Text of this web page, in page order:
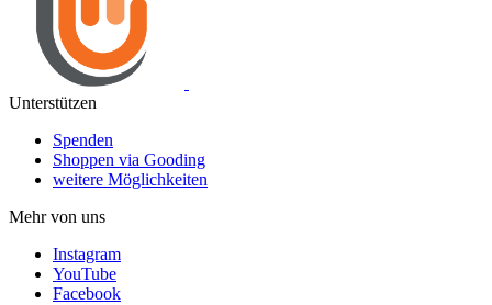
Unterstützen
Spenden
Shoppen via Gooding
weitere Möglichkeiten
Mehr von uns
Instagram
YouTube
Facebook